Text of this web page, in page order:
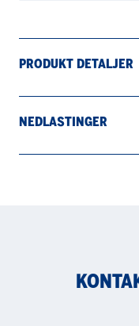
PRODUKT DETALJER
NEDLASTINGER